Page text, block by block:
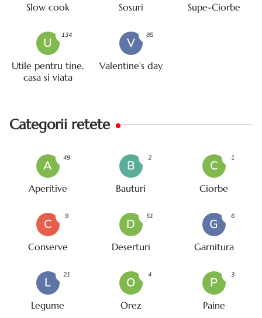
Slow cook Sosuri Supe-Ciorbe
U
Utile pentru tine,
casa si viata
134
V
Valentine's day
85
Categorii retete
A
Aperitive
49
B
Bauturi
2
C
Ciorbe
1
C
Conserve
9
D
Deserturi
51
G
Garnitura
6
L
Legume
21
O
Orez
4
P
Paine
3